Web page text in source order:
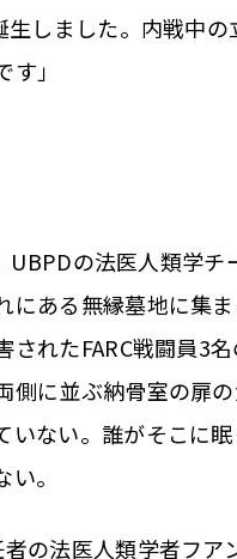
生しました。内戦中
」
の法医人類学チ
にある無縁墓地に集
されたFARC戦闘員3
側に並ぶ納骨室の扉
いない。誰がそこに
。
の法医人類学者フア